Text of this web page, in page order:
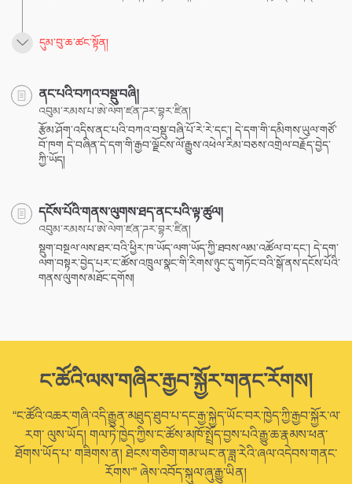
དུམ་བུ་ཆ་ཚང་སྟོན།
ནང་པའི་བཀའ་བསྡུ་བཞི།
འབུམ་རམས་པ་ཨེ་ལེག་ཛན་ཌར་བྷར་ཛིན།
རྩོམ་ཤོག་འདིས་ནང་པའི་བཀའ་བསྡུ་བཞི་པོ་རེ་རེ་དང་། དེ་དག་གི་དམིགས་ཡུལ་གཙོ་
བོ་ཁག དེ་བཞིན་དེ་དག་གི་རྒྱབ་ལྗོངས་ལོ་རྒྱུས་འཕེལ་རིམ་བཅས་འགྲེལ་བརྗོད་བྱེད་
ཀྱི་ཡོད།
དངོས་པོའི་གནས་ལུགས་ཐད་ནང་པའི་ལྟ་ཚུལ།
འབུམ་རམས་པ་ཨེ་ལེག་ཛན་ཌར་བྷར་ཛིན།
སྡུག་བསྔལ་ལས་ཐར་བའི་ཕྱིར་ཁ་ཡོད་ལག་ཡོད་ཀྱི་ཐབས་ལམ་འཚོལ་བ་དང་། དེ་དག་
ལག་བསྟར་བྱེད་པར་ང་ཚོས་འཁྲུལ་སྣང་གི་རིགས་ཉུང་དུ་གཏོང་བའི་སྒོ་ནས་དངོས་པོའི་
གནས་ལུགས་མཐོང་དགོས།
ང་ཚོའི་ལས་གཞིར་རྒྱབ་སྐྱོར་གནང་རོགས།
“ང་ཚོའི་འཆར་གཞི་འདི་རྒྱུན་མཐུད་ཐུབ་པ་དང་རྒྱ་སྐྱེད་ཡོང་བར་ཁྱེད་ཀྱི་རྒྱབ་སྐྱོར་ལ་
རག་ ལུས་ཡོད། གལ་ཏེ་ཁྱེད་ཀྱིས་ང་ཚོས་མཁོ་སྤྲོད་བྱས་པའི་རྒྱུ་ཆ་རྣམས་ཕན་
ཐོགས་ཡོད་པ་ གཟིགས་ན། ཐེངས་གཅིག་གམ་ཡང་ན་ཟླ་རེའི་ཞལ་འདེབས་གནང་
རོགས་” ཞེས་འབོད་སྐུལ་ཞུ་རྒྱུ་ཡིན།